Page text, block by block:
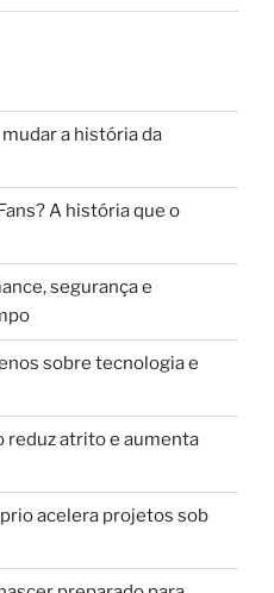
a história da
A história que o
segurança e
sobre tecnologia e
reduz atrito e aumenta
acelera projetos sob